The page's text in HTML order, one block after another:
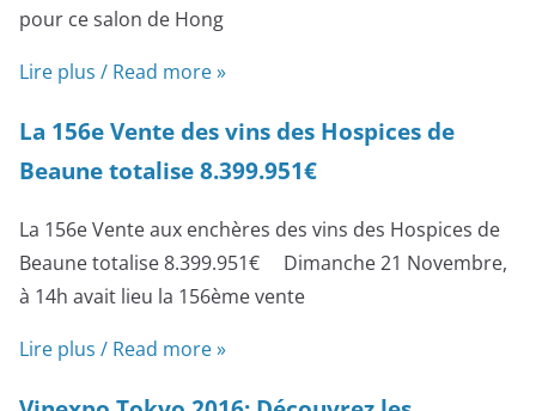
pour ce salon de Hong
Lire plus / Read more »
La 156e Vente des vins des Hospices de
Beaune totalise 8.399.951€
La 156e Vente aux enchères des vins des Hospices de
Beaune totalise 8.399.951€ Dimanche 21 Novembre,
à 14h avait lieu la 156ème vente
Lire plus / Read more »